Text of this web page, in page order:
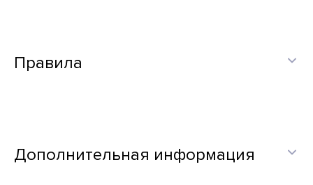
Правила
Дополнительная информация